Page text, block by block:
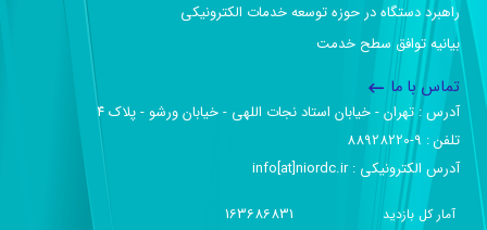
راهبرد دستگاه در حوزه توسعه خدمات الکترونیکی
بیانیه توافق سطح خدمت
تماس با ما
آدرس :‌ تهران - خیابان استاد نجات اللهی - خیابان ورشو - پلاک ۴
تلفن :‌ 9-88928220
آدرس الکترونیکی :‌ info[at]niordc.ir
آمار کل بازدید
163686831